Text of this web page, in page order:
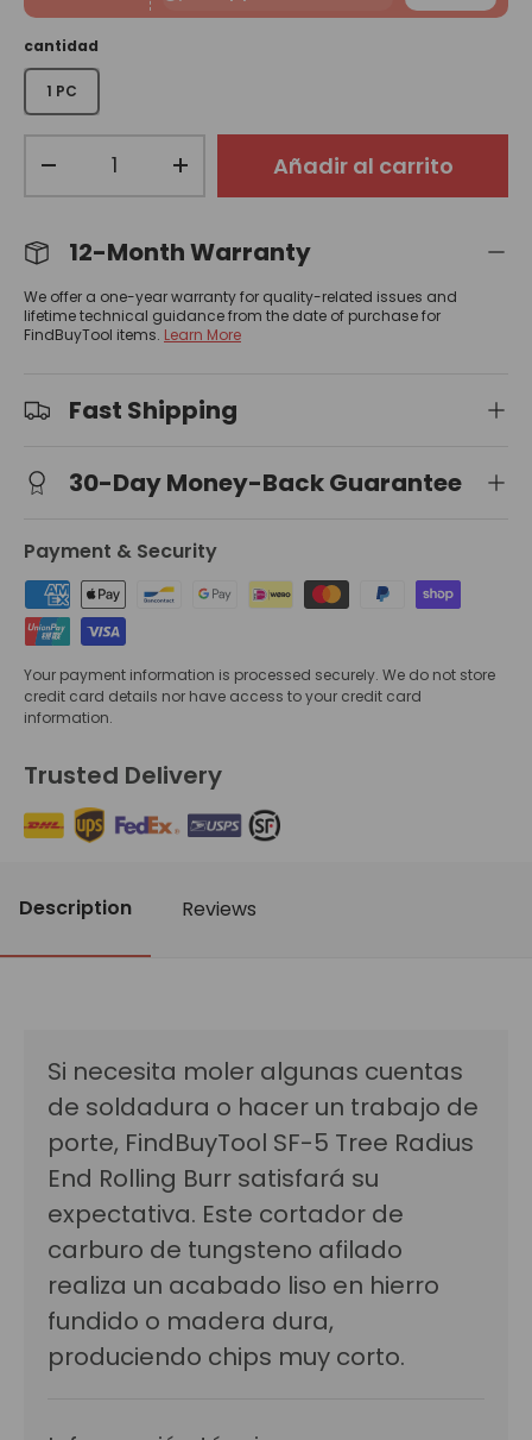
cantidad
1 PC
+ Añadir al carrito
12-Month Warranty
We offer a one-year warranty for quality-related issues and
lifetime technical guidance from the date of purchase for
FindBuyTool items. Learn More
Fast Shipping
30-Day Money-Back Guarantee
Payment & Security
Your payment information is processed securely. We do not store
credit card details nor have access to your credit card
information.
Trusted Delivery
Description Reviews
Si necesita moler algunas cuentas
de soldadura o hacer un trabajo de
porte, FindBuyTool SF-5 Tree Radius
End Rolling Burr satisfará su
expectativa. Este cortador de
carburo de tungsteno afilado
realiza un acabado liso en hierro
fundido o madera dura,
produciendo chips muy corto.